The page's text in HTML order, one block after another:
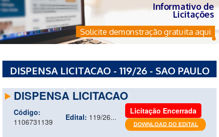
Informativo de
Licitações
Solicite demonstração gratuita aqui
DISPENSA LICITACAO - 119/26 - SAO PAULO
DISPENSA LICITACAO
Código:
1106731139
Edital: 119/26...
Licitação Encerrada